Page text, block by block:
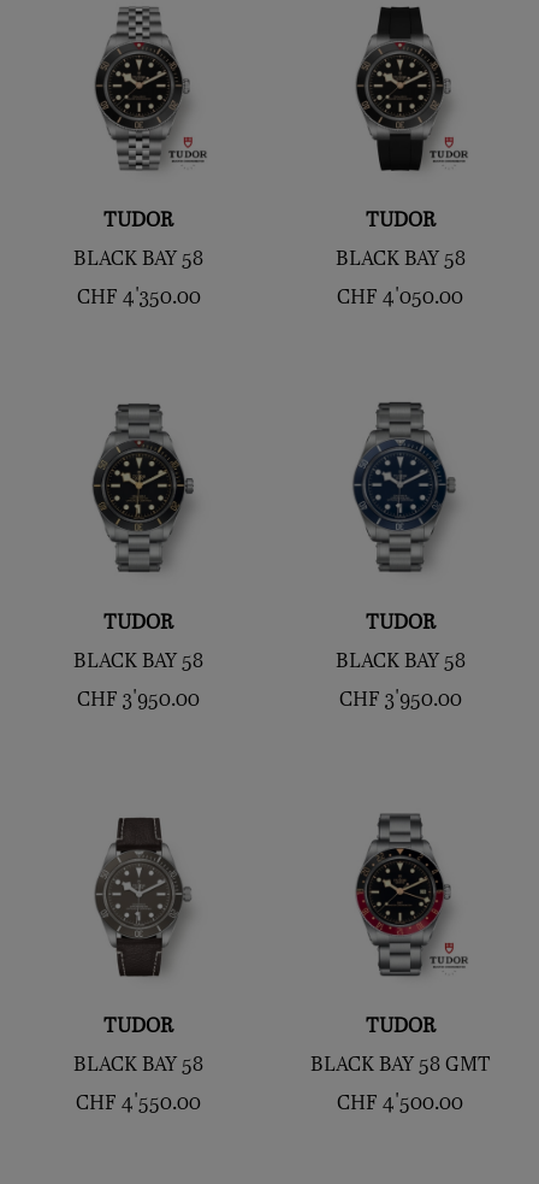
TUDOR
BLACK BAY 58
CHF 4'350.00
TUDOR
BLACK BAY 58
CHF 4'050.00
TUDOR
BLACK BAY 58
CHF 3'950.00
TUDOR
BLACK BAY 58
CHF 3'950.00
TUDOR
BLACK BAY 58
CHF 4'550.00
TUDOR
BLACK BAY 58 GMT
CHF 4'500.00